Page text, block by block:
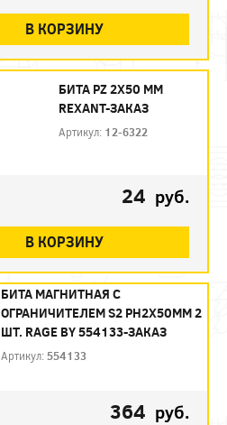
В КОРЗИНУ
БИТА PZ 2X50 ММ
REXANT-ЗАКАЗ
Артикул: 12-6322
24 руб.
В КОРЗИНУ
БИТА МАГНИТНАЯ С
ОГРАНИЧИТЕЛЕМ S2 PH2X50ММ 2
ШТ. RAGE BY 554133-ЗАКАЗ
Артикул: 554133
364 руб.